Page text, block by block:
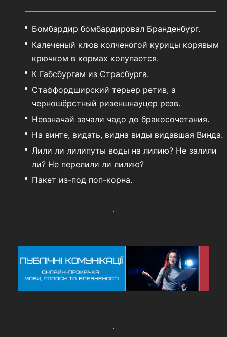
Бомбардир бомбардировал Бранденбург.
Калеченый клюв колченогой курицы корявым
крючком в кормах колупается.
К Габсбургам из Страсбурга.
Стаффордширский терьер ретив, а
черношёрстный ризеншнауцер резв.
Невзначай зачали чадо до бракосочетания.
На винте, видать, видна виды видавшая Винда.
Лили ли лилипуты воды на лилию? Не залили
ли? Не перелили ли лилию?
Пакет из-под поп-корна.